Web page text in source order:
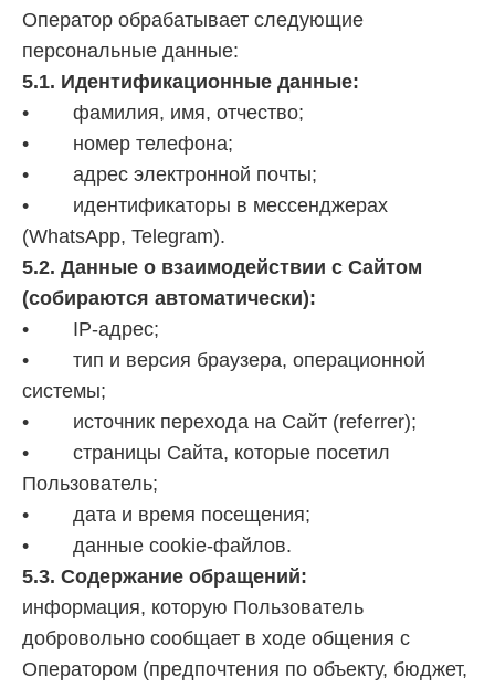
Оператор обрабатывает следующие
персональные данные:
5.1. Идентификационные данные:
• фамилия, имя, отчество;
• номер телефона;
• адрес электронной почты;
• идентификаторы в мессенджерах
(WhatsApp, Telegram).
5.2. Данные о взаимодействии с Сайтом
(собираются автоматически):
• IP-адрес;
• тип и версия браузера, операционной
системы;
• источник перехода на Сайт (referrer);
• страницы Сайта, которые посетил
Пользователь;
• дата и время посещения;
• данные cookie-файлов.
5.3. Содержание обращений:
информация, которую Пользователь
добровольно сообщает в ходе общения с
Оператором (предпочтения по объекту, бюджет,